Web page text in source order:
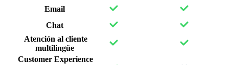
Email
Chat
Atención al cliente
multilingüe
Customer Experience